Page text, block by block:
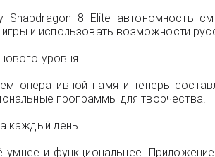
Snapdragon 8 Elite
игры и использовать возможности
уровня
оперативной памяти теперь
программы для творчества.
каждый день
умнее и функциональнее.